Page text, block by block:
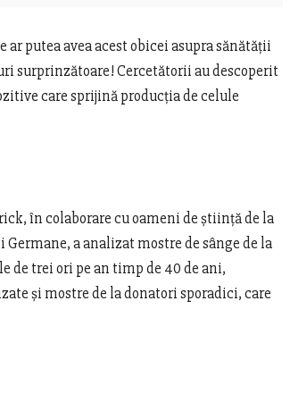
putea avea acest obicei asupra sănătății
surprinzătoare! Cercetătorii au descoperit
care sprijină producția de celule
în colaborare cu oameni de știință de la
a analizat mostre de sânge de la
de trei ori pe an timp de 40 de ani,
și mostre de la donatori sporadici, care